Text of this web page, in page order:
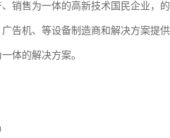
销售为一体的高新技术国民企业，
告机、等设备制造商和解决方案提
体的解决方案。